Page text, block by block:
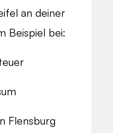
an deiner
Beispiel bei:
Flensburg